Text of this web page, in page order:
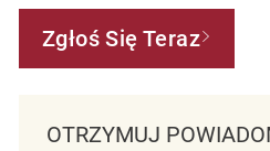
Zgłoś Się Teraz
OTRZYMUJ